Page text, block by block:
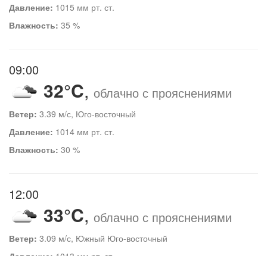
Давление: 1015 мм рт. ст.
Влажность: 35 %
09:00
32°C, облачно с прояснениями
Ветер: 3.39 м/с, Юго-восточный
Давление: 1014 мм рт. ст.
Влажность: 30 %
12:00
33°C, облачно с прояснениями
Ветер: 3.09 м/с, Южный Юго-восточный